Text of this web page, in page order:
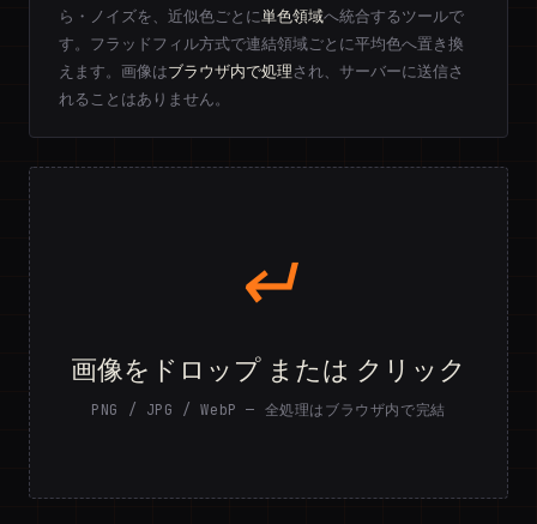
ら・ノイズを、近似色ごとに単色領域へ統合するツールで
す。フラッドフィル方式で連結領域ごとに平均色へ置き換
えます。画像はブラウザ内で処理され、サーバーに送信さ
れることはありません。
↵
画像をドロップ または クリック
PNG / JPG / WebP — 全処理はブラウザ内で完結